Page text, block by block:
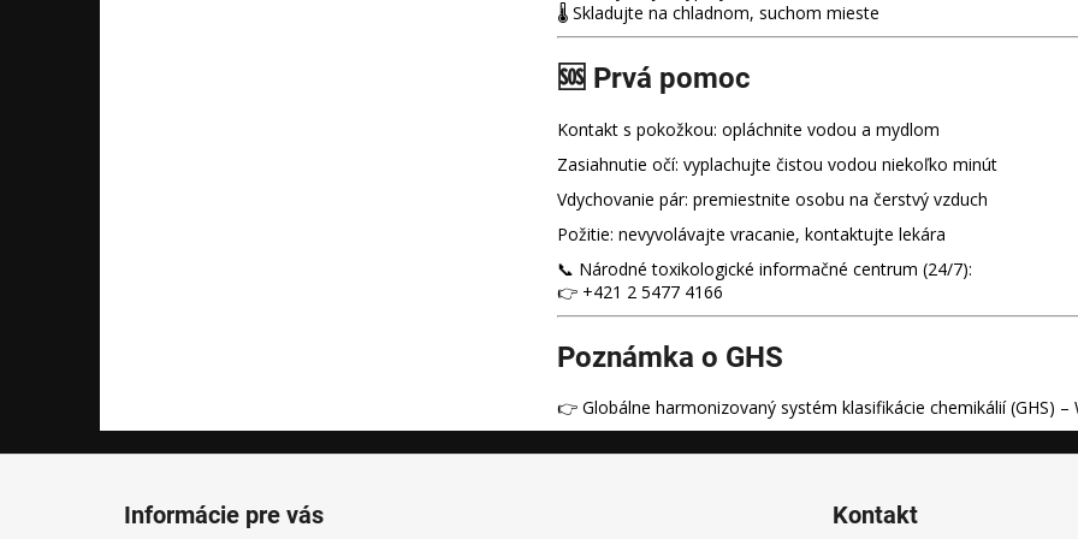
🌡️ Skladujte na chladnom, suchom mieste
🆘 Prvá pomoc
Kontakt s pokožkou: opláchnite vodou a mydlom
Zasiahnutie očí: vyplachujte čistou vodou niekoľko minút
Vdychovanie pár: premiestnite osobu na čerstvý vzduch
Požitie: nevyvolávajte vracanie, kontaktujte lekára
📞 Národné toxikologické informačné centrum (24/7):
👉 +421 2 5477 4166
Poznámka o GHS
👉 Globálne harmonizovaný systém klasifikácie chemikálií (GHS) –
Informácie pre vás Kontakt